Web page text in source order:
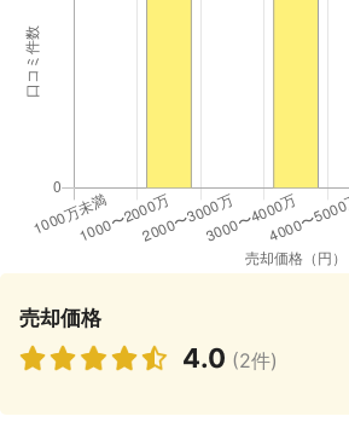
売却価格
4.0 (2件)